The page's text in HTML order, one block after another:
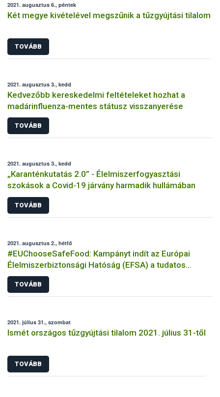
2021. augusztus 6., péntek
Két megye kivételével megszűnik a tűzgyújtási tilalom
TOVÁBB
2021. augusztus 3., kedd
Kedvezőbb kereskedelmi feltételeket hozhat a
madárinfluenza-mentes státusz visszanyerése
TOVÁBB
2021. augusztus 3., kedd
„Karanténkutatás 2.0” - Élelmiszerfogyasztási
szokások a Covid-19 járvány harmadik hullámában
TOVÁBB
2021. augusztus 2., hétfő
#EUChooseSafeFood: Kampányt indít az Európai
Élelmiszerbiztonsági Hatóság (EFSA) a tudatos
élelmiszer-választásról
TOVÁBB
2021. július 31., szombat
Ismét országos tűzgyújtási tilalom 2021. július 31-től
TOVÁBB